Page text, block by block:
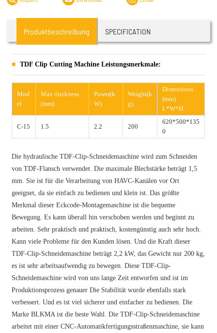
Produktbeschreibung SPECIFICATION
TDF Clip Cutting Machine Leistungsmerkmale:
Mod
el
Max thickness
(mm)
Power(k
W)
Weight(k
g)
Dimensions
(mm)
L*W*H
C-15 1.5 2.2 200
620*500*135
0
Die hydraulische TDF-Clip-Schneidemaschine wird zum Schneiden
von TDF-Flansch verwendet. Die maximale Blechstärke beträgt 1,5
mm. Sie ist für die Verarbeitung von HAVC-Kanälen vor Ort
geeignet, da sie einfach zu bedienen und klein ist. Das größte
Merkmal dieser Eckcode-Montagemaschine ist die bequeme
Bewegung. Es kann überall hin verschoben werden und beginnt zu
arbeiten. Sehr praktisch und praktisch, kostengünstig auch sehr hoch.
Kann viele Probleme für den Kunden lösen. Und die Kraft dieser
TDF-Clip-Schneidemaschine beträgt 2,2 kW, das Gewicht nur 200 kg,
es ist sehr arbeitsaufwendig zu bewegen. Diese TDF-Clip-
Schneidemaschine wird von uns lange Zeit entworfen und ist im
Produktionsprozess genauer Die Stabilität wurde ebenfalls stark
verbessert. Und es ist viel sicherer und einfacher zu bedienen. Die
Marke BLKMA ist die beste Wahl. Die TDF-Clip-Schneidemaschine
arbeitet mit einer CNC-Automatikfertigungsstraßenmaschine, sie kann